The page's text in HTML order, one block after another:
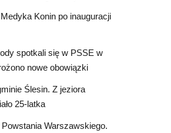
Konin po inauguracji
spotkali się w PSSE w
nowe obowiązki
Ślesin. Z jeziora
25-latka
Warszawskiego.